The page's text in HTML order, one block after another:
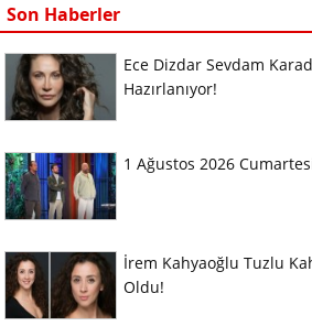
Son Haberler
Ece Dizdar Sevdam
Hazırlanıyor!
1 Ağustos 2026
İrem Kahyaoğlu Tuzlu
Oldu!